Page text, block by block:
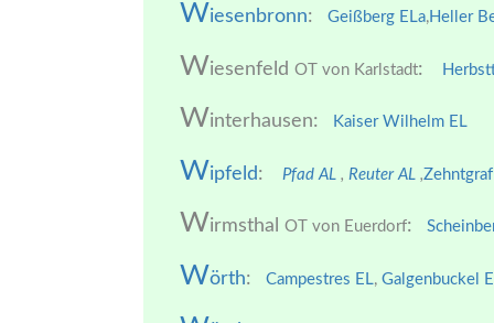
Wiesenbronn: Geißberg ELa,Heller
Wiesenfeld OT von Karlstadt:
Winterhausen: Kaiser Wilhelm EL
Wipfeld: Pfad AL , Reuter AL ,
Wirmsthal OT von Euerdorf:
Wörth: Campestres EL, Galgenbuckel